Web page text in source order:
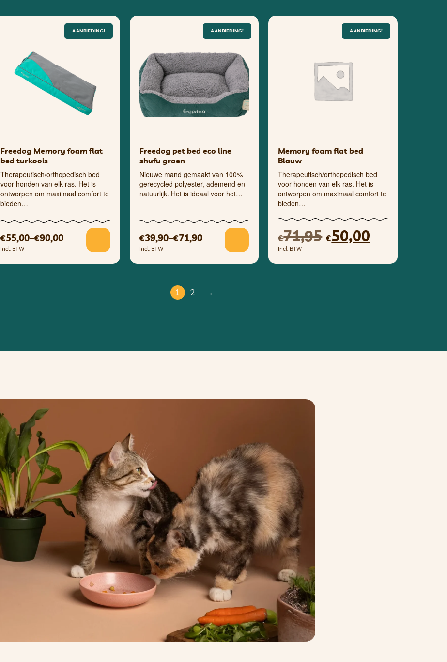
AANBIEDING!
Freedog Memory foam flat
bed turkoois
Therapeutisch/orthopedisch bed
voor honden van elk ras. Het is
ontworpen om maximaal comfort te
bieden…
€55,00–€90,00
Incl. BTW
AANBIEDING!
Freedog pet bed eco line
shufu groen
Nieuwe mand gemaakt van 100%
gerecycled polyester, ademend en
natuurlijk. Het is ideaal voor het…
€39,90–€71,90
Incl. BTW
AANBIEDING!
Memory foam flat bed
Blauw
Therapeutisch/orthopedisch bed
voor honden van elk ras. Het is
ontworpen om maximaal comfort te
bieden…
€71,95 €50,00
Incl. BTW
1 2 →